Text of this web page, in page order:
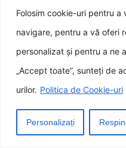
Folosim cookie-uri pentru
navigare, pentru a vă oferi
personalizat și pentru a ne
„Accept toate”, sunteți de
urilor. Politica de Cookie-uri
Personalizați
Mișcă-te cu
potențialul
noiembrie 6, 2024
Lasă un